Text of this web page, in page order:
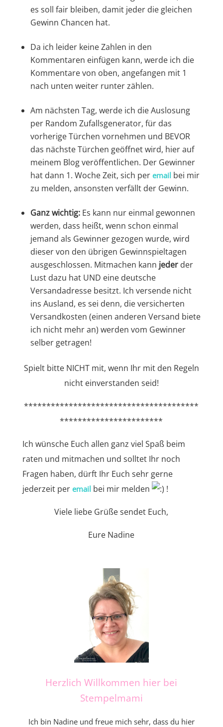
es soll fair bleiben, damit jeder die gleichen
Gewinn Chancen hat.
Da ich leider keine Zahlen in den
Kommentaren einfügen kann, werde ich die
Kommentare von oben, angefangen mit 1
nach unten weiter runter zählen.
Am nächsten Tag, werde ich die Auslosung
per Random Zufallsgenerator, für das
vorherige Türchen vornehmen und BEVOR
das nächste Türchen geöffnet wird, hier auf
meinem Blog veröffentlichen. Der Gewinner
hat dann 1. Woche Zeit, sich peremailbei mir
zu melden, ansonsten verfällt der Gewinn.
Ganz wichtig:Es kann nur einmal gewonnen
werden, dass heißt, wenn schon einmal
jemand als Gewinner gezogen wurde, wird
dieser von den übrigen Gewinnspieltagen
ausgeschlossen. Mitmachen kann jederder
Lust dazu hat UND eine deutsche
Versandadresse besitzt. Ich versende nicht
ins Ausland, es sei denn, die versicherten
Versandkosten (einen anderen Versand biete
ich nicht mehr an) werden vom Gewinner
selber getragen!
Spielt bitte NICHT mit, wenn Ihr mit den Regeln
nicht einverstanden seid!
***************************************
***********************
Ich wünsche Euch allen ganz viel Spaß beim
raten und mitmachen und solltet Ihr noch
Fragen haben, dürft Ihr Euch sehr gerne
jederzeit per email bei mir melden !
Viele liebe Grüße sendet Euch,
Eure Nadine
Herzlich Willkommen hier bei
Stempelmami
Ich bin Nadine und freue mich sehr, dass du hier